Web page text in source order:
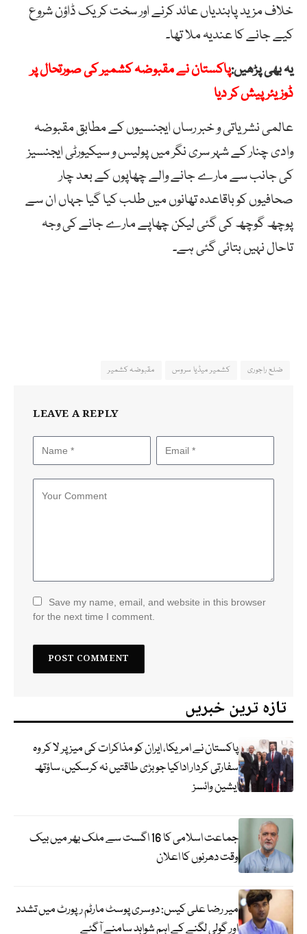
خلاف مزید پابندیاں عائد کرنے اور سخت کریک ڈاؤن شروع
کیے جانے کا عندیہ ملا تھا۔
یہ بھی پڑھیں:پاکستان نے مقبوضہ کشمیر کی صورتحال پر
ڈوزیئر پیش کر دیا
عالمی نشریاتی و خبر رساں ایجنسیوں کے مطابق مقبوضہ
وادی چنار کے شہر سری نگر میں پولیس و سیکیورٹی ایجنسیز
کی جانب سے مارے جانے والے چھاپوں کے بعد چار
صحافیوں کو باقاعدہ تھانوں میں طلب کیا گیا جہاں ان سے
پوچھ گوچھ کی گئی لیکن چھاپے مارے جانے کی وجہ
تاحال نہیں بتائی گئی ہے۔
ضلع راجوری کشمیر میڈیا سروس مقبوضہ کشمیر
LEAVE A REPLY
Save my name, email, and website in this browser
for the next time I comment.
تازہ ترین خبریں
پاکستان نے امریکا، ایران کو مذاکرات کی میز پر لا کر وہ
سفارتی کردار اداکیا جو بڑی طاقتیں نہ کرسکیں، ساؤتھ
ایشین وائسز
جماعت اسلامی کا 16 اگست سے ملک بھر میں بیک
وقت دھرنوں کا اعلان
میر رضا علی کیس: دوسری پوسٹ مارٹم رپورٹ میں تشدد
اور گولی لگنے کے اہم شواہد سامنے آگئے